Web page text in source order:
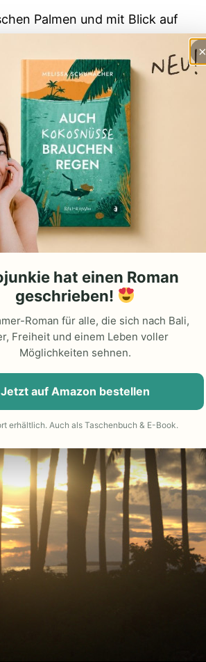
Palmen und mit Blick auf
in der Nacht und macht aus
Tier: Die bis zu einem
von Kokosnüssen und ist
Bei Ebbe kann man auf
rüberlaufen. Von hier
×
hat einen Roman
geschrieben!
Roman für alle, die sich nach Bali,
Freiheit und einem Leben voller
Möglichkeiten sehnen.
Jetzt auf Amazon bestellen
erhältlich. Auch als Taschenbuch & E-Book.